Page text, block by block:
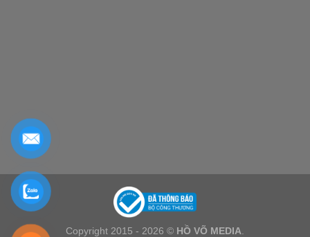
Copyright 2015 - 2026 © HỒ VÕ MEDIA